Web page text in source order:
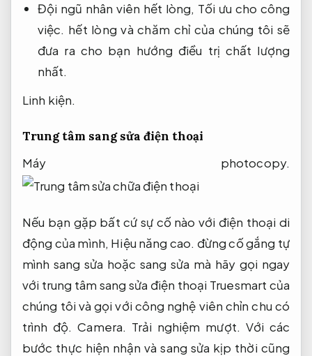
Đội ngũ nhân viên hết lòng, Tối ưu cho công
việc. hết lòng và chăm chỉ của chúng tôi sẽ
đưa ra cho bạn hướng điều trị chất lượng
nhất.
Linh kiện.
Trung tâm sang sửa điện thoại
Máy photocopy.
Nếu bạn gặp bất cứ sự cố nào với điện thoại di
động của mình, Hiệu năng cao. đừng cố gắng tự
mình sang sửa hoặc sang sửa mà hãy gọi ngay
với trung tâm sang sửa điện thoại Truesmart của
chúng tôi và gọi với công nghệ viên chỉn chu có
trình độ.Camera. Trải nghiệm mượt. Với các
bước thực hiện nhận và sang sửa kịp thời cũng